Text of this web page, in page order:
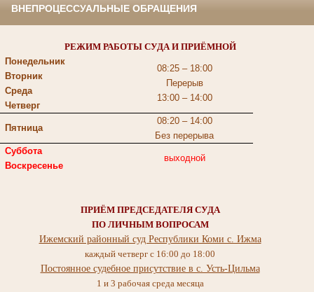
ВНЕПРОЦЕССУАЛЬНЫЕ ОБРАЩЕНИЯ
РЕЖИМ РАБОТЫ СУДА И ПРИЁМНОЙ
Понедельник
08:25 – 18:00
Перерыв
13:00 – 14:00
Вторник
Среда
Четверг
Пятница
08:20 – 14:00
Без перерыва
Суббота
выходной
Воскресенье
ПРИЁМ ПРЕДСЕДАТЕЛЯ СУДА
ПО ЛИЧНЫМ ВОПРОСАМ
Ижемский районный суд Республики Коми с. Ижма
каждый четверг с 16:00 до 18:00
Постоянное судебное присутствие в c. Усть-Цильма
1 и 3 рабочая среда месяца